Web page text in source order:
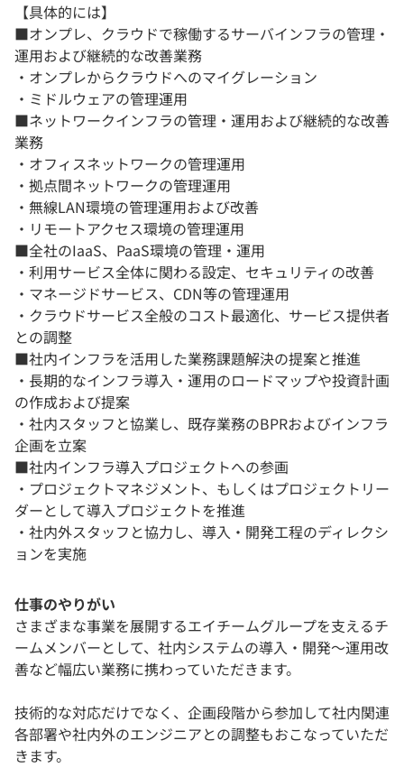
【具体的には】
■オンプレ、クラウドで稼働するサーバインフラの管理・
運用および継続的な改善業務
・オンプレからクラウドへのマイグレーション
・ミドルウェアの管理運用
■ネットワークインフラの管理・運用および継続的な改善
業務
・オフィスネットワークの管理運用
・拠点間ネットワークの管理運用
・無線LAN環境の管理運用および改善
・リモートアクセス環境の管理運用
■全社のIaaS、PaaS環境の管理・運用
・利用サービス全体に関わる設定、セキュリティの改善
・マネージドサービス、CDN等の管理運用
・クラウドサービス全般のコスト最適化、サービス提供者
との調整
■社内インフラを活用した業務課題解決の提案と推進
・長期的なインフラ導入・運用のロードマップや投資計画
の作成および提案
・社内スタッフと協業し、既存業務のBPRおよびインフラ
企画を立案
■社内インフラ導入プロジェクトへの参画
・プロジェクトマネジメント、もしくはプロジェクトリー
ダーとして導入プロジェクトを推進
・社内外スタッフと協力し、導入・開発工程のディレクシ
ョンを実施
仕事のやりがい
さまざまな事業を展開するエイチームグループを支えるチ
ームメンバーとして、社内システムの導入・開発〜運用改
善など幅広い業務に携わっていただきます。
技術的な対応だけでなく、企画段階から参加して社内関連
各部署や社内外のエンジニアとの調整もおこなっていただ
きます。